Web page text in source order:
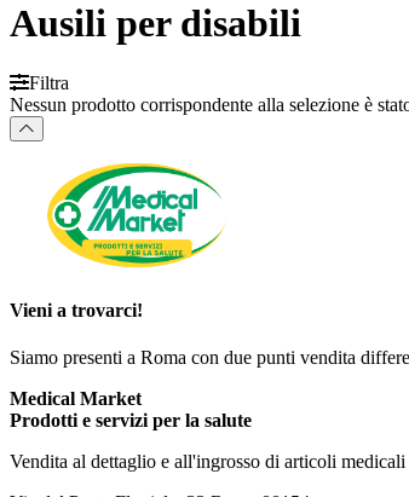
Ausili per disabili
Filtra
Nessun prodotto corrispondente alla selezione è
Vieni a trovarci!
Siamo presenti a Roma con due punti vendita
Medical Market
Prodotti e servizi per la salute
Vendita al dettaglio e all'ingrosso di articoli medicali